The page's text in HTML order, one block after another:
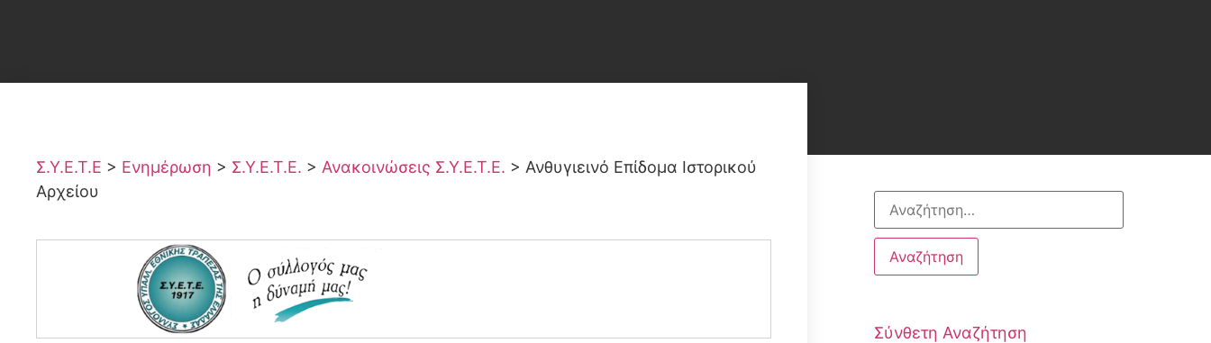
Σ.Υ.Ε.Τ.Ε > Ενημέρωση > Σ.Υ.Ε.Τ.Ε. > Ανακοινώσεις Σ.Υ.Ε.Τ.Ε. > Ανθυγιεινό Επίδομα Ιστορικού
Αρχείου
Σύνθετη Αναζήτηση